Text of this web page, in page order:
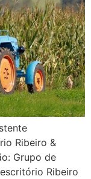
Ribeiro &
Grupo de
Ribeiro